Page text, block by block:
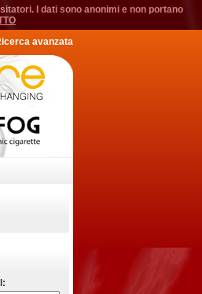
I dati sono anonimi e non portano
avanzata